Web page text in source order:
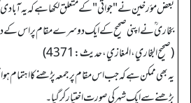
بعض مؤرخین نے "جواثی" کے متعلق لکھا ہے کہ یہ آبادی
بخاری ؒ نے اپنی صحیح کے ایک دوسرے مقام پر اس
(صحیح البخاري، المغازي، حدیث: 4371)
یہ بھی ممکن ہے کہ جب اس مقام پر جمعہ پڑھنے کا اہتمام
بڑھنے سے ایک شہر کی صورت اختیار کر گیا۔